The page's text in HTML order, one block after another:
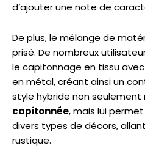
d’ajouter une note de
De plus, le mélange de
prisé. De nombreux
le capitonnage en tissu
en métal, créant ainsi un
style hybride non seulement
capitonnée, mais lui
divers types de décors,
rustique.